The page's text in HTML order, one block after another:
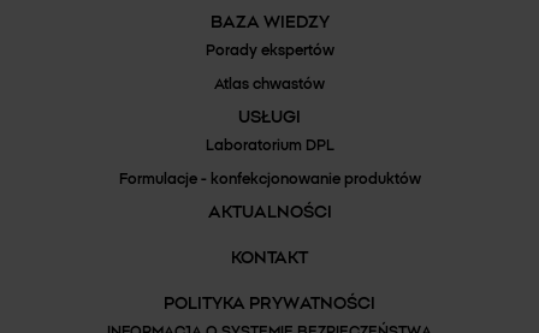
BAZA WIEDZY
Porady ekspertów
Atlas chwastów
USŁUGI
Laboratorium DPL
Formulacje - konfekcjonowanie produktów
AKTUALNOŚCI
KONTAKT
POLITYKA PRYWATNOŚCI